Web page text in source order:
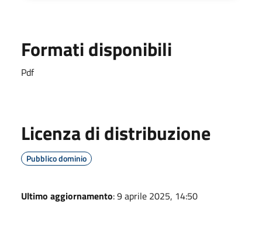
Formati disponibili
Pdf
Licenza di distribuzione
Pubblico dominio
Ultimo aggiornamento: 9 aprile 2025, 14:50